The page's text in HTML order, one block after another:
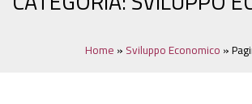
Home » Sviluppo Economico »